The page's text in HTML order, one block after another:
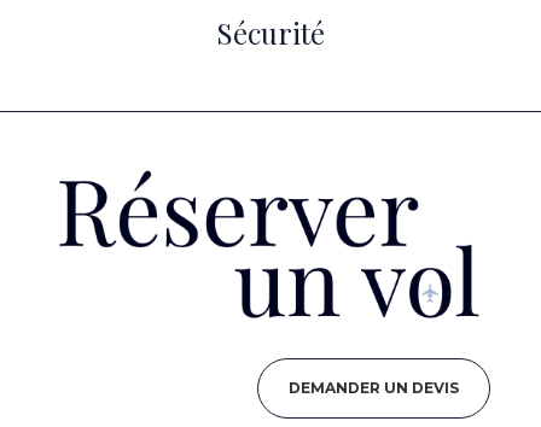
Sécurité
DEMANDER UN DEVIS